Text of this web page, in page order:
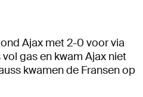
Ajax met 2-0 voor via
gas en kwam Ajax niet
kwamen de Fransen op